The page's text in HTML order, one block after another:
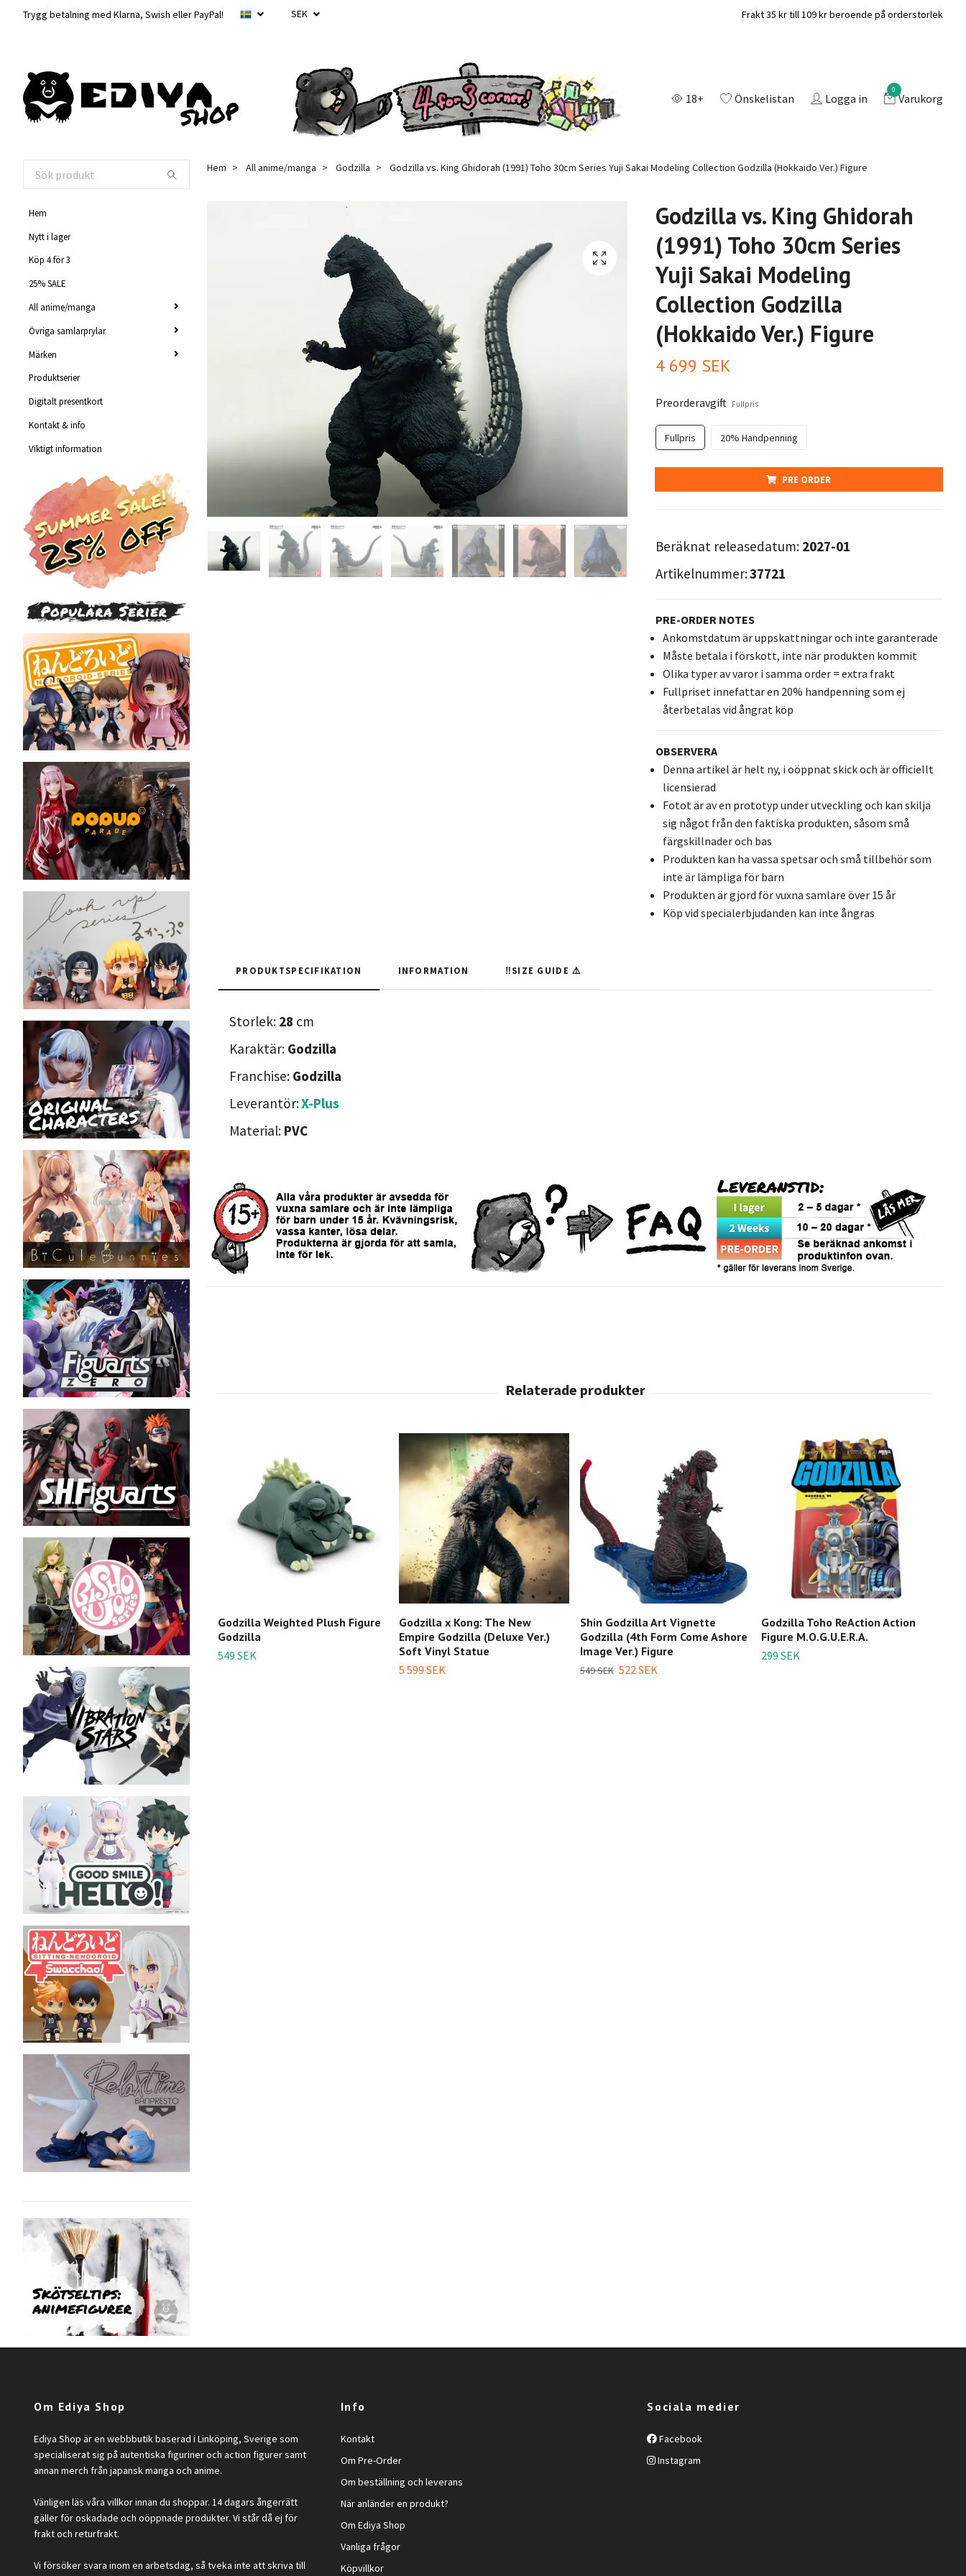
Trygg betalning med Klarna, Swish eller PayPal! SEK Frakt 35 kr till 109 kr beroende på orderstorlek
18+ Önskelistan Logga in
0
Varukorg
Hem
Nytt i lager
Köp 4 för 3
25% SALE
All anime/manga
Övriga samlarprylar
Märken
Produktserier
Digitalt presentkort
Kontakt & info
Viktigt information
Hem All anime/manga Godzilla Godzilla vs. King Ghidorah (1991) Toho 30cm Series Yuji Sakai Modeling Collection Godzilla (Hokkaido Ver.) Figure
Godzilla vs. King Ghidorah
(1991) Toho 30cm Series
Yuji Sakai Modeling
Collection Godzilla
(Hokkaido Ver.) Figure
4 699 SEK
Preorderavgift Fullpris
Fullpris 20% Handpenning
PRE ORDER
Beräknat releasedatum: 2027-01
Artikelnummer:37721
PRE-ORDER NOTES
Ankomstdatum är uppskattningar och inte garanterade
Måste betala i förskott, inte när produkten kommit
Olika typer av varor i samma order = extra frakt
Fullpriset innefattar en 20% handpenning som ej
återbetalas vid ångrat köp
OBSERVERA
Denna artikel är helt ny, i oöppnat skick och är officiellt
licensierad
Fotot är av en prototyp under utveckling och kan skilja
sig något från den faktiska produkten, såsom små
färgskillnader och bas
Produkten kan ha vassa spetsar och små tillbehör som
inte är lämpliga för barn
Produkten är gjord för vuxna samlare över 15 år
Köp vid specialerbjudanden kan inte ångras
PRODUKTSPECIFIKATION INFORMATION ‼️SIZE GUIDE ⚠️
Storlek: 28 cm
Karaktär: Godzilla
Franchise: Godzilla
Leverantör:X-Plus
Material: PVC
Godzilla Weighted Plush Figure
Godzilla
549 SEK
Godzilla x Kong: The New
Empire Godzilla (Deluxe Ver.)
Soft Vinyl Statue
5 599 SEK
Shin Godzilla Art Vignette
Godzilla (4th Form Come Ashore
Image Ver.) Figure
549 SEK 522 SEK
Godzilla Toho ReAction Action
Figure M.O.G.U.E.R.A.
299 SEK
Om Ediya Shop
Ediya Shop är en webbbutik baserad i Linköping, Sverige som
specialiserat sig på autentiska figuriner och action figurer samt
annan merch från japansk manga och anime.
Vänligen läs våra villkor innan du shoppar. 14 dagars ångerrätt
gäller för oskadade och oöppnade produkter. Vi står då ej för
frakt och returfrakt.
Vi försöker svara inom en arbetsdag, så tveka inte att skriva till
Info
Kontakt
Om Pre-Order
Om beställning och leverans
När anländer en produkt?
Om Ediya Shop
Vanliga frågor
Köpvillkor
Sociala medier
Facebook
Instagram